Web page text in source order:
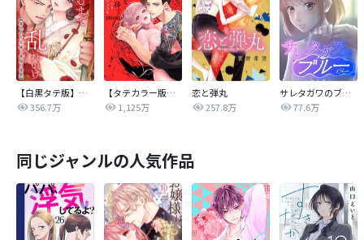
【白黒タテ版】孕むまで乱れいけ～身代わり花嫁と軍服の猛愛
356.7万
【タテカラー版】漣蒼士に処女を捧ぐ～さあ、じっくり愛でましょうか
1,125万
恋と弾丸
257.8万
サレタガワのブルー【タテヨミ】
77.6万
同じジャンルの人気作品